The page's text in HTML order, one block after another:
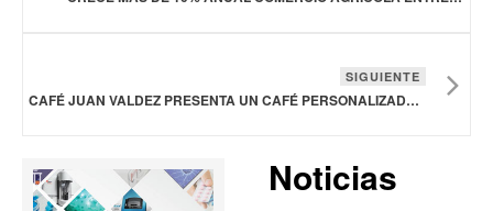
SIGUIENTE
CAFÉ JUAN VALDEZ PRESENTA UN CAFÉ PERSONALIZADO CON SU HISTORIA FAMILIAR
Noticias